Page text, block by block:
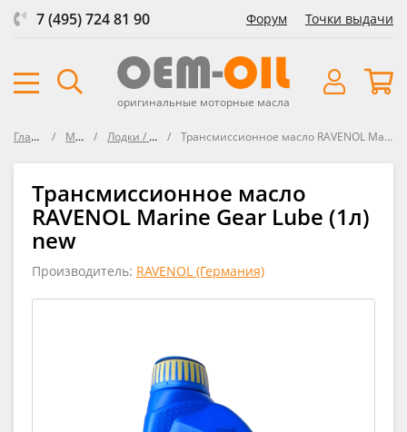
7 (495) 724 81 90 Форум Точки выдачи
оригинальные моторные масла
Главная Масла Лодки / Катера Трансмиссионное масло RAVENOL Marine Gear Lube new
Трансмиссионное масло
RAVENOL Marine Gear Lube (1л)
new
Производитель: RAVENOL (Германия)